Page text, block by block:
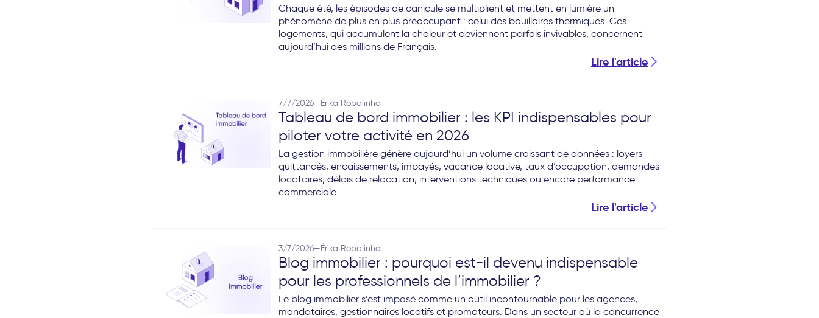
Chaque été, les épisodes de canicule se multiplient et mettent en lumière un
phénomène de plus en plus préoccupant : celui des bouilloires thermiques. Ces
logements, qui accumulent la chaleur et deviennent parfois invivables, concernent
aujourd’hui des millions de Français.
Lire l'article
7/7/2026—Érika Robalinho
Tableau de bord immobilier : les KPI indispensables pour
piloter votre activité en 2026
La gestion immobilière génère aujourd’hui un volume croissant de données : loyers
quittancés, encaissements, impayés, vacance locative, taux d’occupation, demandes
locataires, délais de relocation, interventions techniques ou encore performance
commerciale.
Lire l'article
3/7/2026—Érika Robalinho
Blog immobilier : pourquoi est-il devenu indispensable
pour les professionnels de l’immobilier ?
Le blog immobilier s’est imposé comme un outil incontournable pour les agences,
mandataires, gestionnaires locatifs et promoteurs. Dans un secteur où la concurrence